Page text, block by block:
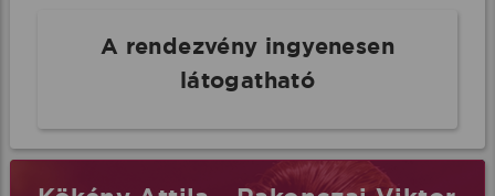
A rendezvény ingyenesen
látogatható